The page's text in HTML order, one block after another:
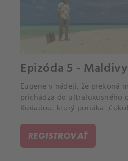
Epizóda 5 - Maldivy
Eugene v nádeji, že prekoná
prichádza do ultraluxusného
Kudadoo, ktorý ponúka
REGISTROVAŤ